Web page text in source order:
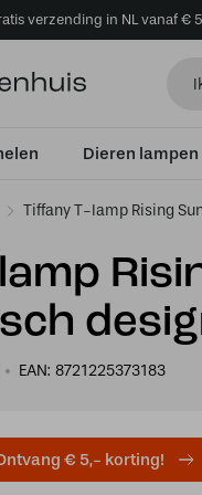
verzending in NL vanaf €
Dieren lampen
Tiffany T-lamp Rising
EAN: 8721225373183
€ 5,- korting!